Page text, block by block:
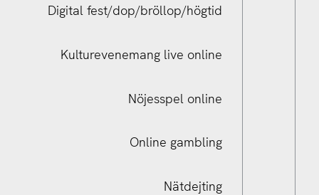
Nätdejting
Online gambling
Nöjesspel online
Kulturevenemang live online
Digital fest/dop/bröllop/högtid